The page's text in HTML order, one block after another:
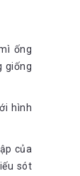
ống
giống
hình
của
sót